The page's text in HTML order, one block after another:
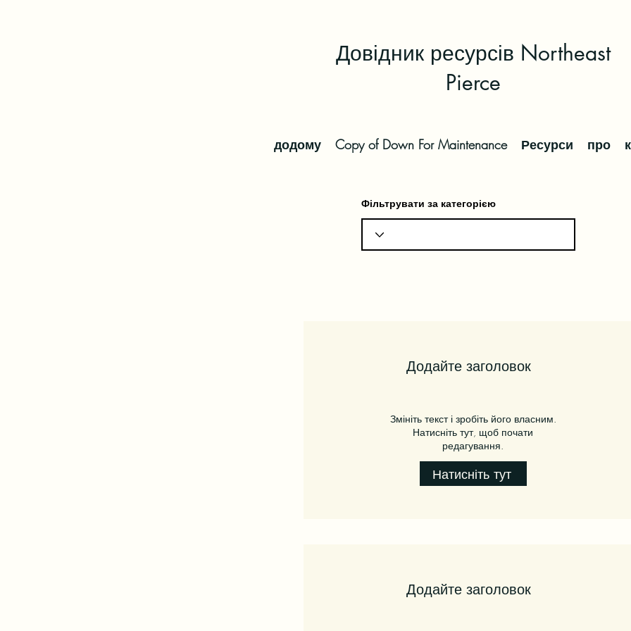
Довідник ресурсів Northeast
Pierce
додому Copy of Down For Maintenance Ресурси про
Фільтрувати за категорією
Додайте заголовок
Змініть текст і зробіть його власним.
Натисніть тут, щоб почати
редагування.
Натисніть тут
Додайте заголовок